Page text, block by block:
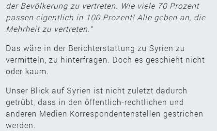
der Bevölkerung zu vertreten. Wie viele 70 Prozent
passen eigentlich in 100 Prozent! Alle geben an, die
Mehrheit zu vertreten.“
Das wäre in der Berichterstattung zu Syrien zu
vermitteln, zu hinterfragen. Doch es geschieht nicht
oder kaum.
Unser Blick auf Syrien ist nicht zuletzt dadurch
getrübt, dass in den öffentlich-rechtlichen und
anderen Medien Korrespondentenstellen gestrichen
werden.